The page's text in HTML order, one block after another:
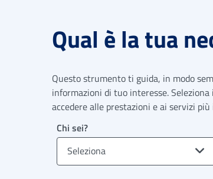
Qual è la tua
Questo strumento ti guida, in modo
informazioni di tuo interesse.
accedere alle prestazioni e ai servizi
Chi sei?
Seleziona